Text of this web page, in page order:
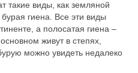
такие виды, как земляной
гиена. Все эти виды
а полосатая гиена –
живут в степях,
можно увидеть недалеко